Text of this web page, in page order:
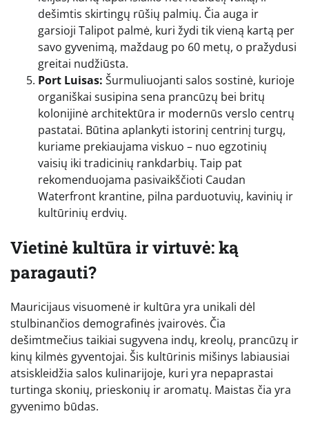
dešimtis skirtingų rūšių palmių. Čia auga ir
garsioji Talipot palmė, kuri žydi tik vieną kartą per
savo gyvenimą, maždaug po 60 metų, o pražydusi
greitai nudžiūsta.
Port Luisas: Šurmuliuojanti salos sostinė, kurioje
organiškai susipina sena prancūzų bei britų
kolonijinė architektūra ir modernūs verslo centrų
pastatai. Būtina aplankyti istorinį centrinį turgų,
kuriame prekiaujama viskuo – nuo egzotinių
vaisių iki tradicinių rankdarbių. Taip pat
rekomenduojama pasivaikščioti Caudan
Waterfront krantine, pilna parduotuvių, kavinių ir
kultūrinių erdvių.
Vietinė kultūra ir virtuvė: ką
paragauti?
Mauricijaus visuomenė ir kultūra yra unikali dėl
stulbinančios demografinės įvairovės. Čia
dešimtmečius taikiai sugyvena indų, kreolų, prancūzų ir
kinų kilmės gyventojai. Šis kultūrinis mišinys labiausiai
atsiskleidžia salos kulinarijoje, kuri yra nepaprastai
turtinga skonių, prieskonių ir aromatų. Maistas čia yra
gyvenimo būdas.